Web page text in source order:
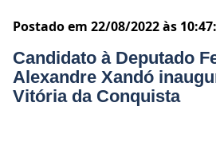
Postado em 22/08/2022 às
Candidato à Deputado
Alexandre Xandó
Vitória da Conquista